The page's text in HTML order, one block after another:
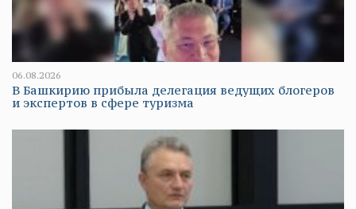
06.08.2026
В Башкирию прибыла делегация ведущих блогеров
и экспертов в сфере туризма